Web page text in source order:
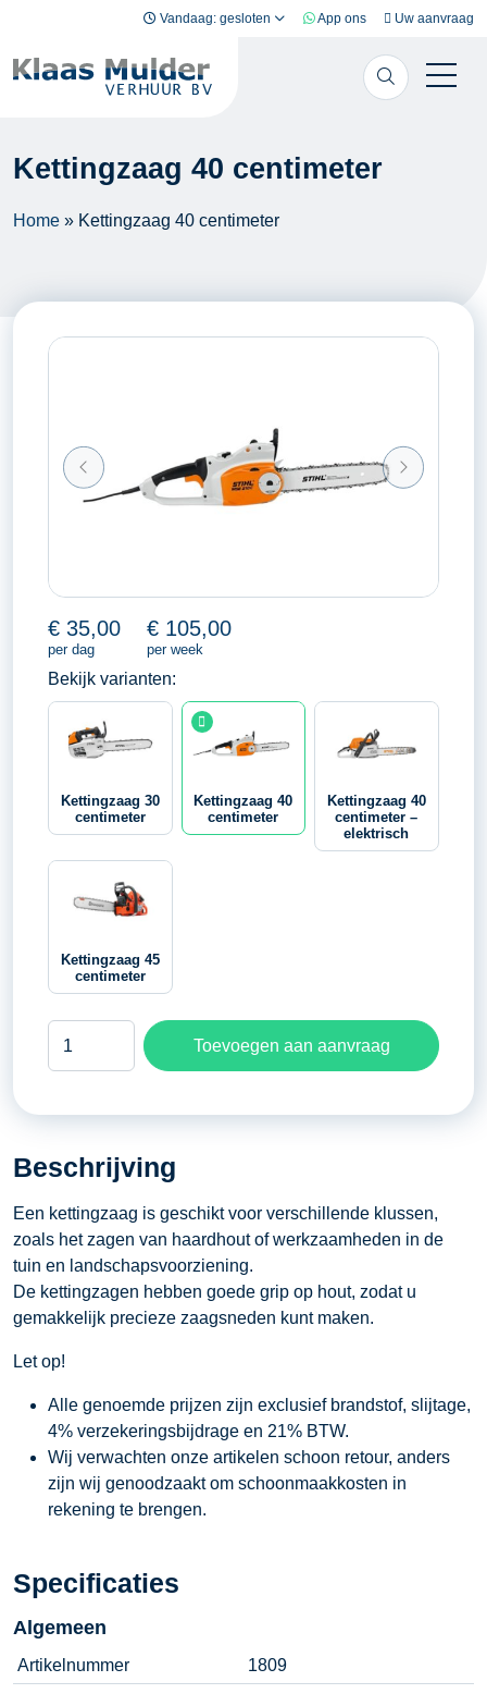
Vandaag: gesloten App ons Uw aanvraag
Kettingzaag 40 centimeter
Home » Kettingzaag 40 centimeter
€ 35,00
per dag
€ 105,00
per week
Bekijk varianten:
Kettingzaag 30
centimeter
Kettingzaag 40
centimeter
Kettingzaag 40
centimeter –
elektrisch
Kettingzaag 45
centimeter
aantal
Toevoegen aan aanvraag
Beschrijving
Een kettingzaag is geschikt voor verschillende klussen,
zoals het zagen van haardhout of werkzaamheden in de
tuin en landschapsvoorziening.
De kettingzagen hebben goede grip op hout, zodat u
gemakkelijk precieze zaagsneden kunt maken.
Let op!
Alle genoemde prijzen zijn exclusief brandstof, slijtage,
4% verzekeringsbijdrage en 21% BTW.
Wij verwachten onze artikelen schoon retour, anders
zijn wij genoodzaakt om schoonmaakkosten in
rekening te brengen.
Specificaties
Algemeen
Artikelnummer 1809